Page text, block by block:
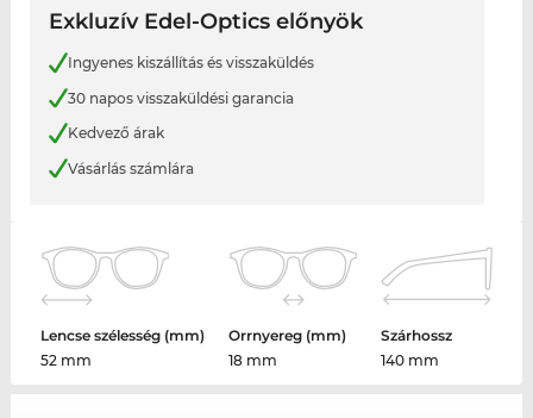
Exkluzív Edel-Optics előnyök
Ingyenes kiszállítás és visszaküldés
30 napos visszaküldési garancia
Kedvező árak
Vásárlás számlára
Lencse szélesség (mm)
52 mm
Orrnyereg (mm)
18 mm
Szárhossz
140 mm